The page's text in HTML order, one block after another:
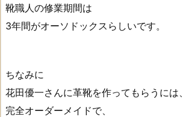
靴職人の修業期間は
3年間がオーソドックスらしいです。
ちなみに
花田優一さんに革靴を作ってもらうには、
完全オーダーメイドで、